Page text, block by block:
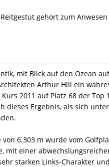
gehört zum
mit Blick auf den Ozean
Arthur Hill ein
2011 auf Platz 68 der Top
dieses Ergebnis, als sich
von 6.303 m wurde vom
mit einer
starken Links-Charakter